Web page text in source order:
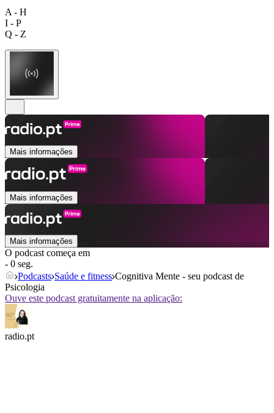
A - H
I - P
Q - Z
Mais informações
Mais informações
Mais informações
O podcast começa em
- 0 seg.
Podcasts Saúde e fitness Cognitiva Mente - seu podcast de
Psicologia
Ouve este podcast gratuitamente na aplicação:
radio.pt